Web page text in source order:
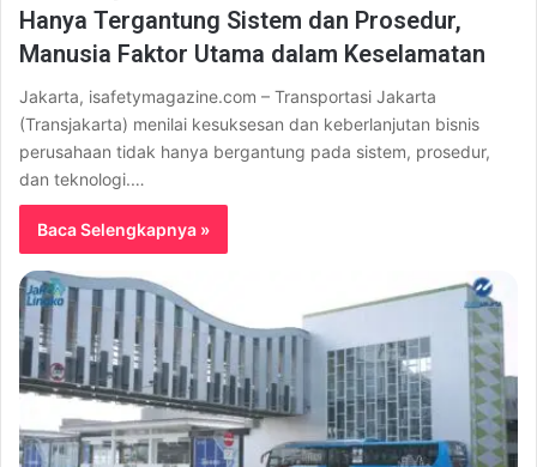
Hanya Tergantung Sistem dan Prosedur,
Manusia Faktor Utama dalam Keselamatan
Jakarta, isafetymagazine.com – Transportasi Jakarta
(Transjakarta) menilai kesuksesan dan keberlanjutan bisnis
perusahaan tidak hanya bergantung pada sistem, prosedur,
dan teknologi.…
Baca Selengkapnya »